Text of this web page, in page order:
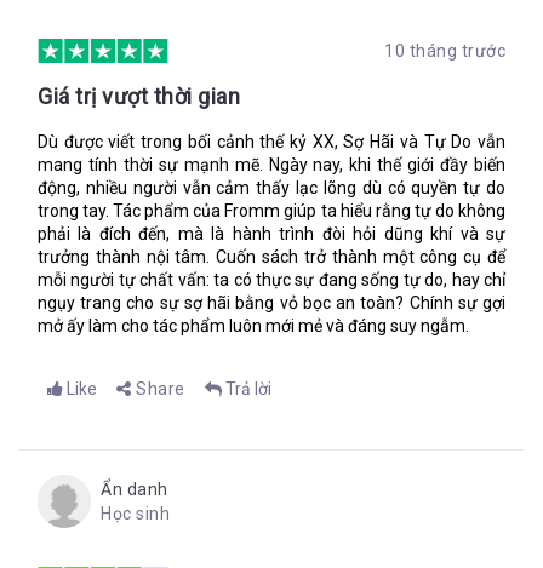
10 tháng trước
Giá trị vượt thời gian
Dù được viết trong bối cảnh thế kỷ XX, Sợ Hãi và Tự Do vẫn
mang tính thời sự mạnh mẽ. Ngày nay, khi thế giới đầy biến
động, nhiều người vẫn cảm thấy lạc lõng dù có quyền tự do
trong tay. Tác phẩm của Fromm giúp ta hiểu rằng tự do không
phải là đích đến, mà là hành trình đòi hỏi dũng khí và sự
trưởng thành nội tâm. Cuốn sách trở thành một công cụ để
mỗi người tự chất vấn: ta có thực sự đang sống tự do, hay chỉ
ngụy trang cho sự sợ hãi bằng vỏ bọc an toàn? Chính sự gợi
mở ấy làm cho tác phẩm luôn mới mẻ và đáng suy ngẫm.
Like Share Trả lời
Ẩn danh
Học sinh